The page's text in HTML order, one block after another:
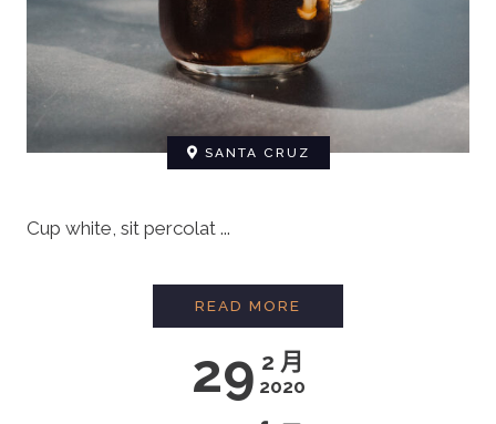
SANTA CRUZ
Cup white, sit percolat ...
29 2 月
2020
READ MORE